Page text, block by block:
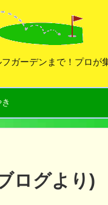
ガーデンまで！プロが
ログより)